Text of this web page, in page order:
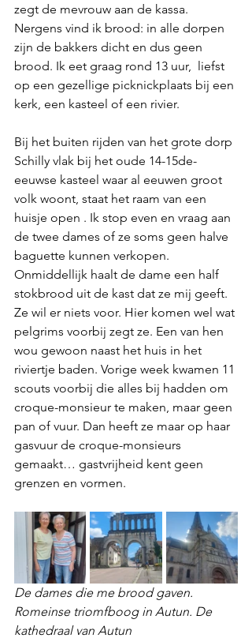
zegt de mevrouw aan de kassa.
Nergens vind ik brood: in alle dorpen
zijn de bakkers dicht en dus geen
brood. Ik eet graag rond 13 uur,  liefst
op een gezellige picknickplaats bij een
kerk, een kasteel of een rivier.
Bij het buiten rijden van het grote dorp
Schilly vlak bij het oude 14-15de-
eeuwse kasteel waar al eeuwen groot
volk woont, staat het raam van een
huisje open . Ik stop even en vraag aan
de twee dames of ze soms geen halve
baguette kunnen verkopen.
Onmiddellijk haalt de dame een half
stokbrood uit de kast dat ze mij geeft.
Ze wil er niets voor. Hier komen wel wat
pelgrims voorbij zegt ze. Een van hen
wou gewoon naast het huis in het
riviertje baden. Vorige week kwamen 11
scouts voorbij die alles bij hadden om
croque-monsieur te maken, maar geen
pan of vuur. Dan heeft ze maar op haar
gasvuur de croque-monsieurs
gemaakt… gastvrijheid kent geen
grenzen en vormen.
De dames die me brood gaven.
Romeinse triomfboog in Autun. De
kathedraal van Autun